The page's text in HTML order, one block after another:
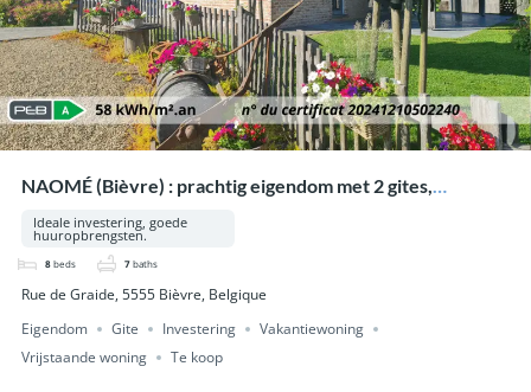
NAOMÉ (Bièvre) : prachtig eigendom met 2 gites,
zwembad, wellness, op 33a 53ca.
Ideale investering, goede
huuropbrengsten.
8 beds 7 baths
Rue de Graide, 5555 Bièvre, Belgique
Eigendom
Gite Investering
Vakantiewoning
Vrijstaande woning
Te koop